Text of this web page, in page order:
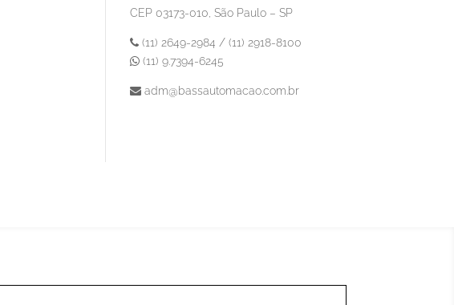
CEP 03173-010, São Paulo – SP
(11) 2649-2984 / (11) 2918-8100
(11) 9.7394-6245
adm@bassautomacao.com.br